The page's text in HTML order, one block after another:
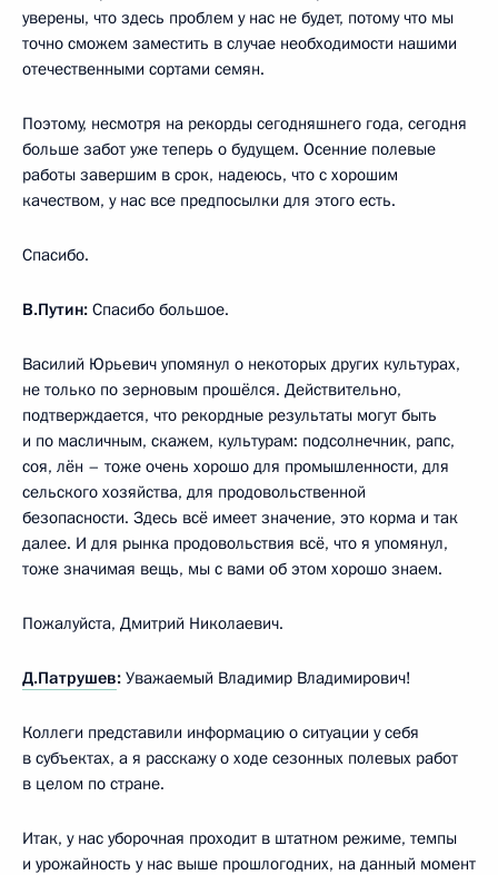
уверены, что здесь проблем у нас не будет, потому что мы
точно сможем заместить в случае необходимости нашими
отечественными сортами семян.
Поэтому, несмотря на рекорды сегодняшнего года, сегодня
больше забот уже теперь о будущем. Осенние полевые
работы завершим в срок, надеюсь, что с хорошим
качеством, у нас все предпосылки для этого есть.
Спасибо.
В.Путин: Спасибо большое.
Василий Юрьевич упомянул о некоторых других культурах,
не только по зерновым прошёлся. Действительно,
подтверждается, что рекордные результаты могут быть
и по масличным, скажем, культурам: подсолнечник, рапс,
соя, лён – тоже очень хорошо для промышленности, для
сельского хозяйства, для продовольственной
безопасности. Здесь всё имеет значение, это корма и так
далее. И для рынка продовольствия всё, что я упомянул,
тоже значимая вещь, мы с вами об этом хорошо знаем.
Пожалуйста, Дмитрий Николаевич.
Д.Патрушев: Уважаемый Владимир Владимирович!
Коллеги представили информацию о ситуации у себя
в субъектах, а я расскажу о ходе сезонных полевых работ
в целом по стране.
Итак, у нас уборочная проходит в штатном режиме, темпы
и урожайность у нас выше прошлогодних, на данный момент